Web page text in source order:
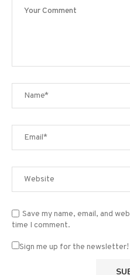
Save my name, email, and
time I comment.
Sign me up for the newsletter!